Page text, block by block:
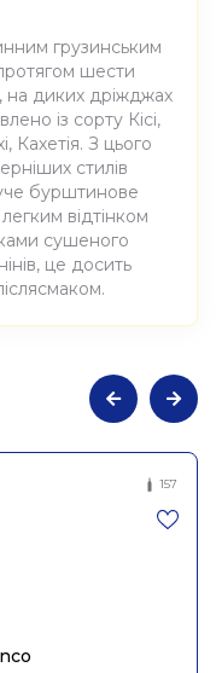
грузинським
шести
на диких дріжджах
із сорту Кісі,
Кахетія. З цього
стилів
бурштинове
відтінком
сушеного
це досить
сухе біле Кісі,
157